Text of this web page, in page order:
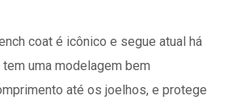
coat é icônico e segue atual há
uma modelagem bem
até os joelhos, e protege